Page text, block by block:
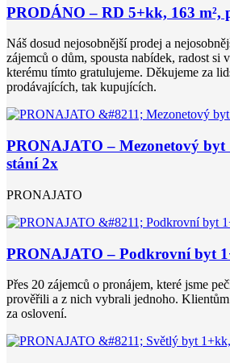
PRODÁNO – RD 5+kk, 163 m²,
Náš dosud nejosobnější prodej a
zájemců o dům, spousta nabídek, radost si
kterému tímto gratulujeme. Děkujeme za
prodávajících, tak kupujících.
PRONAJATO – Mezonetový byt
stání 2x
PRONAJATO
PRONAJATO – Podkrovní byt
Přes 20 zájemců o pronájem, které jsme
prověřili a z nich vybrali jednoho.
za oslovení.